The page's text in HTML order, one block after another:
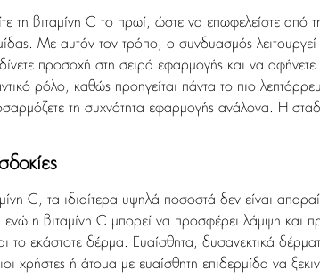
τη βιταμίνη C το πρωί, ώστε να επωφελείστε από
Με αυτόν τον τρόπο, ο συνδυασμός
δίνετε προσοχή στη σειρά εφαρμογής και να
ρόλο, καθώς προηγείται πάντα το πιο
τη συχνότητα εφαρμογής ανάλογα. Η
C, τα ιδιαίτερα υψηλά ποσοστά δεν είναι
ενώ η βιταμίνη C μπορεί να προσφέρει λάμψη
το εκάστοτε δέρμα. Ευαίσθητα, δυσανεκτικά
χρήστες ή άτομα με ευαίσθητη επιδερμίδα να